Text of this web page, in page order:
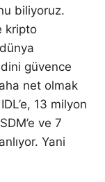
biliyoruz.
kripto
güvence
net olmak
13 milyon
ve 7
Yani